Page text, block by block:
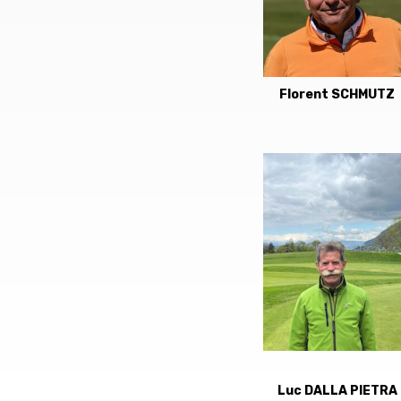
Florent SCHMUTZ
Luc DALLA PIETRA